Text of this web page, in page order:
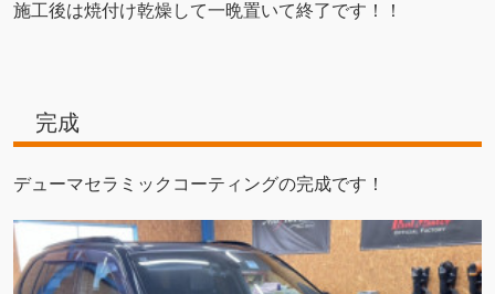
施工後は焼付け乾燥して一晩置いて終了です！！
完成
デューマセラミックコーティングの完成です！